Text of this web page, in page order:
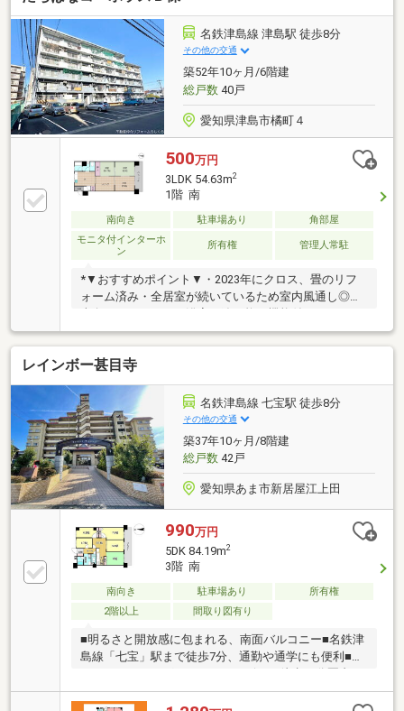
名鉄津島線 津島駅 徒歩8分
その他の交通
築52年10ヶ月/6階建
総戸数40戸
愛知県津島市橘町４
500万円
3LDK 54.63m2
1階 南
南向き 駐車場あり
角部屋
モニタ付インターホ
ン
所有権 管理人常駐
*▼おすすめポイント▼・2023年にクロス、畳のリフ
ォーム済み・全居室が続いているため室内風通し◎・
ー付きインターホンあり▼立地のポイント▼・名鉄津
島線「津島駅」まで徒歩8分・徒歩圏内に児童遊園あ
り・閑静な住宅街
レインボー甚目寺
名鉄津島線 七宝駅 徒歩8分
その他の交通
築37年10ヶ月/8階建
総戸数42戸
愛知県あま市新居屋江上田
990万円
5DK 84.19m2
3階 南
南向き 駐車場あり
所有権
2階以上
間取り図有り
■明るさと開放感に包まれる、南面バルコニー■名鉄津
島線「七宝」駅まで徒歩7分、通勤や通学にも便利■ス
揃う生活利便